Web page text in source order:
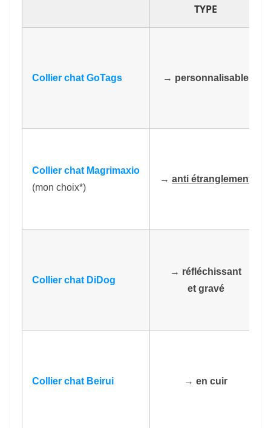
TYPE
Collier chat GoTags → personnalisable
Collier chat Magrimaxio
(mon choix*)
→ anti étranglement
Collier chat DiDog
→ réfléchissant
et gravé
Collier chat Beirui → en cuir